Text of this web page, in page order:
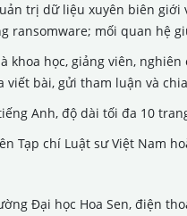
trị dữ liệu xuyên biên
ransomware; mối quan hệ
khoa học, giảng viên,
bài, gửi tham luận và
Anh, độ dài tối đa 10
Tạp chí Luật sư Việt Nam
Đại học Hoa Sen, điện